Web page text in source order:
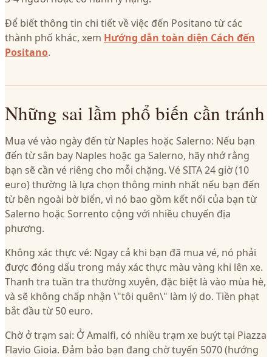
Để biết thông tin chi tiết về việc đến Positano từ các
thành phố khác, xem Hướng dẫn toàn diện Cách đến
Positano.
Những sai lầm phổ biến cần tránh
Mua vé vào ngày đến từ Naples hoặc Salerno: Nếu bạn
đến từ sân bay Naples hoặc ga Salerno, hãy nhớ rằng
bạn sẽ cần vé riêng cho mỗi chặng. Vé SITA 24 giờ (10
euro) thường là lựa chọn thông minh nhất nếu bạn đến
từ bên ngoài bờ biển, vì nó bao gồm kết nối của bạn từ
Salerno hoặc Sorrento cộng với nhiều chuyến địa
phương.
Không xác thực vé: Ngay cả khi bạn đã mua vé, nó phải
được đóng dấu trong máy xác thực màu vàng khi lên xe.
Thanh tra tuần tra thường xuyên, đặc biệt là vào mùa hè,
và sẽ không chấp nhận \"tôi quên\" làm lý do. Tiền phạt
bắt đầu từ 50 euro.
Chờ ở trạm sai: Ở Amalfi, có nhiều trạm xe buýt tại Piazza
Flavio Gioia. Đảm bảo bạn đang chờ tuyến 5070 (hướng